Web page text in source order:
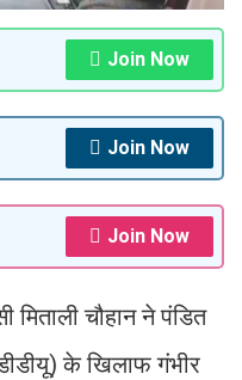
Join Now
Join Now
Join Now
मिताली चौहान ने पंडित
के खिलाफ गंभीर